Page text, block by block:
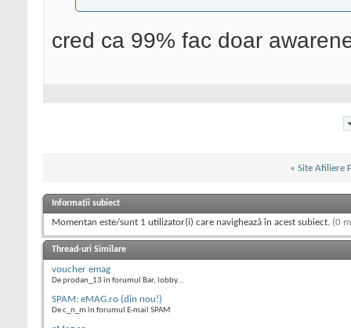
cred ca 99% fac doar
« Site Afiliere
Informații subiect
Momentan este/sunt 1 utilizator(i) care navighează în acest subiect. (0
Thread-uri Similare
voucher emag
De prodan_13 în forumul Bar, lobby...
SPAM: eMAG.ro (din nou!)
De c_n_m în forumul E-mail SPAM